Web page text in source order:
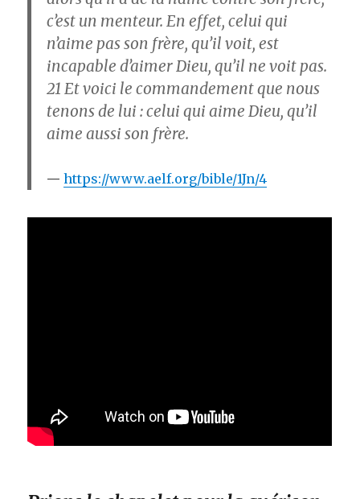
c’est un menteur. En effet, celui qui
n’aime pas son frère, qu’il voit, est
incapable d’aimer Dieu, qu’il ne voit pas.
21 Et voici le commandement que nous
tenons de lui : celui qui aime Dieu, qu’il
aime aussi son frère.
https://www.aelf.org/bible/1Jn/4